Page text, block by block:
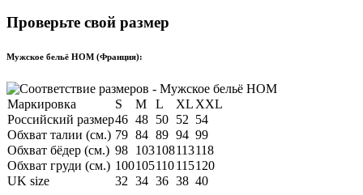
Проверьте свой размер
Мужское бельё HOM (Франция):
Маркировка S M L XL XXL
Российский размер46 48 50 52 54
Обхват талии (см.) 79 84 89 94 99
Обхват бёдер (см.) 98 103108113118
Обхват груди (см.) 100105110115120
UK size
32 34 36 38 40